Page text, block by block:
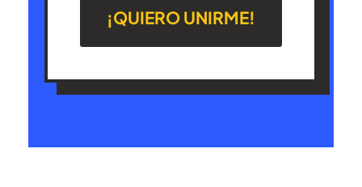
¡QUIERO UNIRME!